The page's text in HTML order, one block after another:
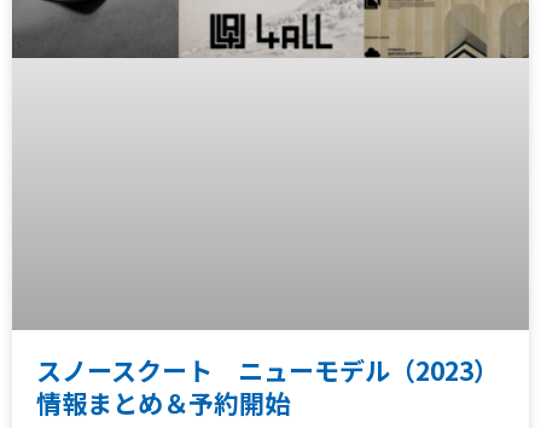
スノースクート ニューモデル（2023）
情報まとめ＆予約開始